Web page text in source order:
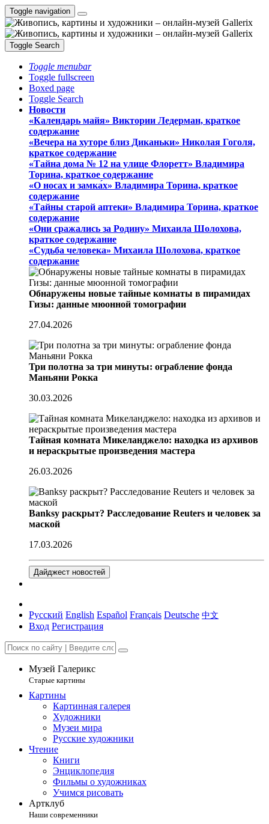
Toggle navigation
Toggle Search
Toggle menubar
Toggle fullscreen
Boxed page
Toggle Search
Новости
«Календарь майя» Виктории Ледерман, краткое
содержание
«Вечера на хуторе близ Диканьки» Николая Гоголя,
краткое содержание
«Тайна дома № 12 на улице Флоретт» Владимира
Торина, краткое содержание
«О носах и замка́х» Владимира Торина, краткое
содержание
«Тайны старой аптеки» Владимира Торина, краткое
содержание
«Они сражались за Родину» Михаила Шолохова,
краткое содержание
«Судьба человека» Михаила Шолохова, краткое
содержание
Обнаружены новые тайные комнаты в пирамидах
Гизы: данные мюонной томографии
27.04.2026
Три полотна за три минуты: ограбление фонда
Маньяни Рокка
30.03.2026
Тайная комната Микеланджело: находка из архивов
и нераскрытые произведения мастера
26.03.2026
Banksy раскрыт? Расследование Reuters и человек за
маской
17.03.2026
Дайджест новостей
Русский English Español Français Deutsche 中文
Вход Регистрация
Музей Галерикс
Старые картины
Картины
Картинная галерея
Художники
Музеи мира
Русские художники
Чтение
Книги
Энциклопедия
Фильмы о художниках
Учимся рисовать
Артклуб
Наши современники